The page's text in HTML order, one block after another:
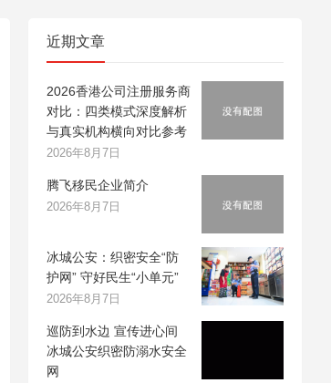
近期文章
2026香港公司注册服务商
对比：四类模式深度解析
与真实机构横向对比参考
2026年8月7日
腾飞移民企业简介
2026年8月7日
冰城公安：织密安全“防
护网” 守好民生“小单元”
2026年8月7日
巡防到水边 宣传进心间
冰城公安织密防溺水安全
网